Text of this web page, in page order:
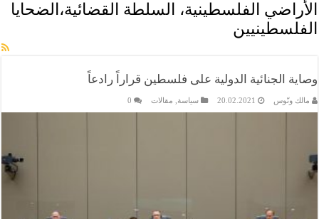
الأراضي الفلسطينية، السلطة القضائية،الضحايا
الفلسطينيين
وصاية الجنائية الدولية على فلسطين قراراً رادعاً
مالك ونّوس 20.02.2021 سياسة مقالات 0